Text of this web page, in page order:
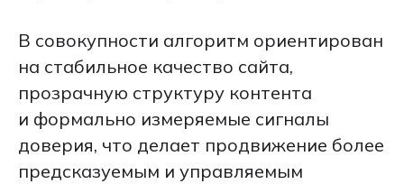
В совокупности алгоритм ориентирован
на стабильное качество сайта,
прозрачную структуру контента
и формально измеряемые сигналы
доверия, что делает продвижение более
предсказуемым и управляемым